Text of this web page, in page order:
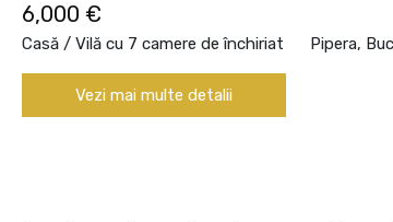
6,000 €
Casă / Vilă cu 7 camere de închiriat Pipera,
Vezi mai multe detalii